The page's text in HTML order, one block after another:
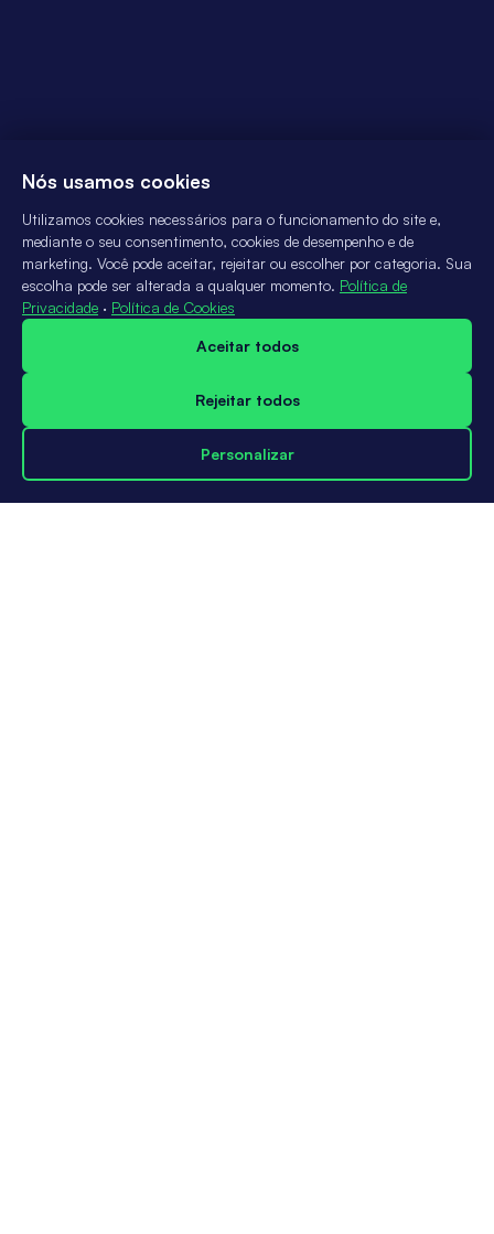
Nós usamos cookies
Utilizamos cookies necessários para o funcionamento do site e,
mediante o seu consentimento, cookies de desempenho e de
marketing. Você pode aceitar, rejeitar ou escolher por categoria. Sua
escolha pode ser alterada a qualquer momento. Política de
Privacidade · Política de Cookies
Aceitar todos
Rejeitar todos
Personalizar